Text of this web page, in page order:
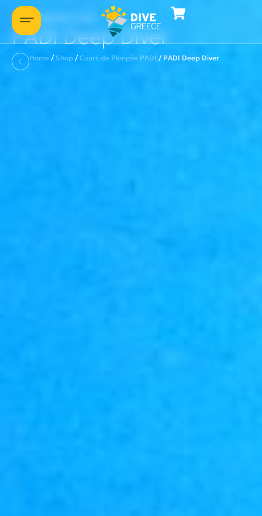
Présentons-nous
PADI Deep Diver
Home / Shop /Cours de Plongée PADI / PADI Deep Diver